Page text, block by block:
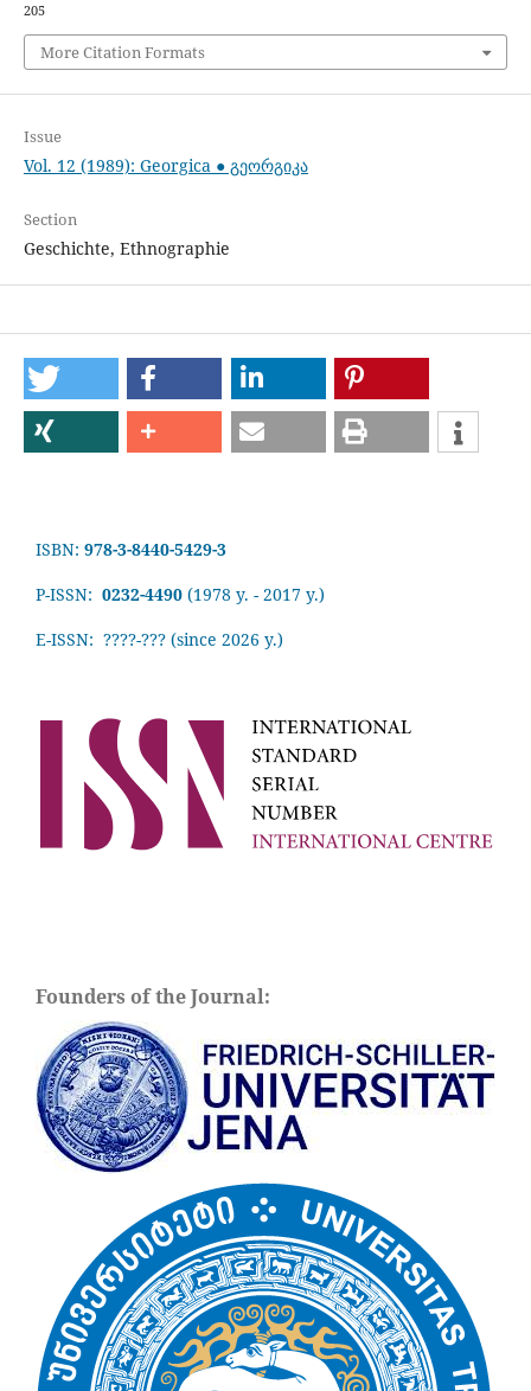
205
More Citation Formats
Issue
Vol. 12 (1989): Georgica ● გეორგიკა
Section
Geschichte, Ethnographie
ISBN: 978-3-8440-5429-3
P-ISSN: 0232-4490 (1978 y. - 2017 y.)
E-ISSN: ????-??? (since 2026 y.)
Founders of the Journal: